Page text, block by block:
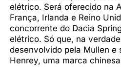
elétrico. Será oferecido na
França, Irlanda e Reino
concorrente do Dacia
elétrico. Só que, na
desenvolvido pela Mullen e
Henrey, uma marca